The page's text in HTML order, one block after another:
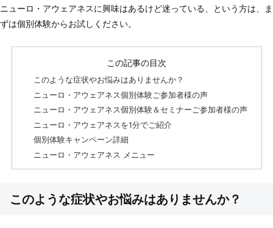
ニューロ・アウェアネスに興味はあるけど迷っている、という方は、ま
ずは個別体験からお試しください。
この記事の目次
このような症状やお悩みはありませんか？
ニューロ・アウェアネス個別体験ご参加者様の声
ニューロ・アウェアネス個別体験＆セミナーご参加者様の声
ニューロ・アウェアネスを1分でご紹介
個別体験キャンペーン詳細
ニューロ・アウェアネス メニュー
このような症状やお悩みはありませんか？